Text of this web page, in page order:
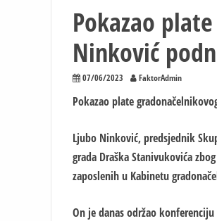
Pokazao
Ninković
07/06/2023 FaktorAdmin
Pokazao plate
Ljubo Ninković, predsjednik
grada Draška Stanivukovića
zaposlenih u Kabinetu
On je danas održao